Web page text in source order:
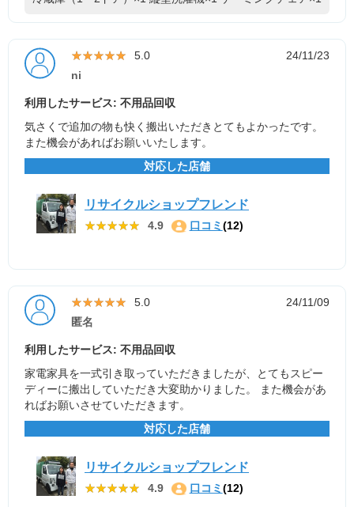
★★★★★
★★★★★ 5.0
24/11/23
ni
利用したサービス: 不用品回収
気さくで追加の物も快く搬出いただきとてもよかったです。
また機会があればお願いいたします。
対応した店舗
リサイクルショップフレンド
★★★★★
★★★★★ 4.9 口コミ (12)
★★★★★
★★★★★ 5.0
24/11/09
匿名
利用したサービス: 不用品回収
家電家具を一式引き取っていただきましたが、とてもスピー
ディーに搬出していただき大変助かりました。 また機会があ
ればお願いさせていただきます。
対応した店舗
リサイクルショップフレンド
★★★★★
★★★★★ 4.9 口コミ (12)